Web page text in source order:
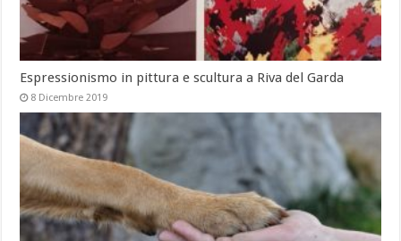
Espressionismo in pittura e scultura a Riva del Garda
8 Dicembre 2019